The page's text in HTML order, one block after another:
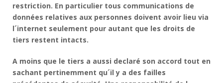
restriction. En particulier tous communications de
données relatives aux personnes doivent avoir lieu via
l´internet seulement pour autant que les droits de
tiers restent intacts.
A moins que le tiers a aussi declaré son accord tout en
sachant pertinemment qu´il y a des failles